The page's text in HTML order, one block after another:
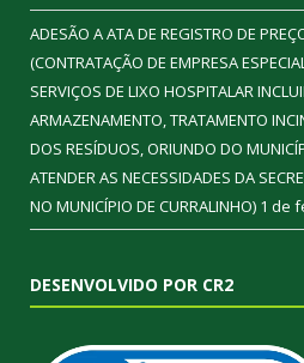
ADESÃO A ATA DE REGISTRO DE
(CONTRATAÇÃO DE EMPRESA
SERVIÇOS DE LIXO HOSPITALAR
ARMAZENAMENTO, TRATAMENTO
DOS RESÍDUOS, ORIUNDO DO
ATENDER AS NECESSIDADES DA
NO MUNICÍPIO DE CURRALINHO) 1 de
DESENVOLVIDO POR CR2